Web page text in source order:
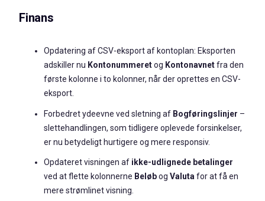
Finans
Opdatering af CSV-eksport af kontoplan: Eksporten
adskiller nu Kontonummeretog Kontonavnetfra den
første kolonne i to kolonner, når der oprettes en CSV-
eksport.
Forbedret ydeevne ved sletning af Bogføringslinjer –
slettehandlingen, som tidligere oplevede forsinkelser,
er nu betydeligt hurtigere og mere responsiv.
Opdateret visningen af ikke-udlignede betalinger
ved at flette kolonnerne Beløbog Valutafor at få en
mere strømlinet visning.